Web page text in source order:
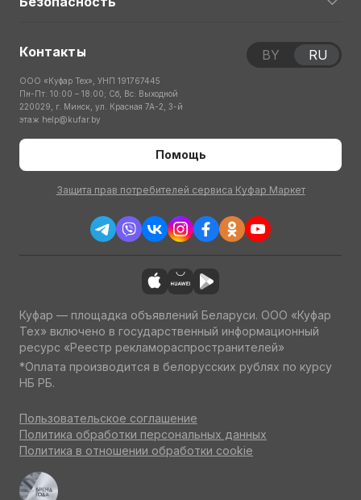
Контакты
ООО «Куфар Тех», УНП 191767445
Пн-Пт: 10:00 – 18:00; Сб, Вс: Выходной
220029, г. Минск, ул. Красная 7А-2, 3-й
этаж help@kufar.by
Помощь
Защита прав потребителей сервиса Куфар Маркет
BY RU
Куфар — площадка объявлений Беларуси. ООО «Куфар
Тех» включено в государственный информационный
ресурс «Реестр рекламораспространителей»
*Оплата производится в белорусских рублях по курсу
НБ РБ.
Пользовательское соглашение
Политика обработки персональных данных
Политика в отношении обработки cookie